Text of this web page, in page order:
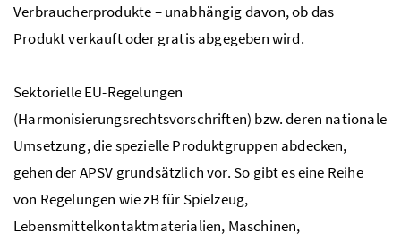
Verbraucherprodukte – unabhängig davon, ob das
Produkt verkauft oder gratis abgegeben wird.
Sektorielle EU-Regelungen
(Harmonisierungsrechtsvorschriften) bzw. deren nationale
Umsetzung, die spezielle Produktgruppen abdecken,
gehen der APSV grundsätzlich vor. So gibt es eine Reihe
von Regelungen wie zB für Spielzeug,
Lebensmittelkontaktmaterialien, Maschinen,